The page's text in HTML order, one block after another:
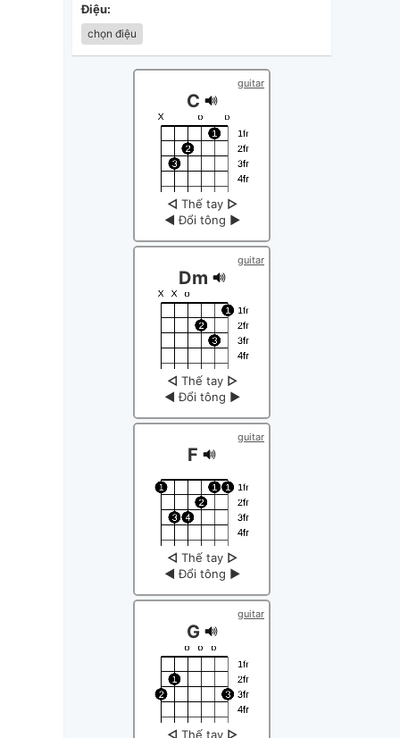
Điệu:
chọn điệu
guitar
C
◁ Thế tay ▷
◀ Đổi tông ▶
guitar
Dm
◁ Thế tay ▷
◀ Đổi tông ▶
guitar
F
◁ Thế tay ▷
◀ Đổi tông ▶
guitar
G
◁ Thế tay ▷